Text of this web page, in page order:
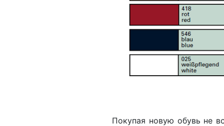
Покупая новую обувь не